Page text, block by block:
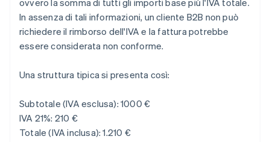
ovvero la somma di tutti gli importi base più l'IVA totale.
In assenza di tali informazioni, un cliente B2B non può
richiedere il rimborso dell'IVA e la fattura potrebbe
essere considerata non conforme.
Una struttura tipica si presenta così:
Subtotale (IVA esclusa): 1000 €
IVA 21%: 210 €
Totale (IVA inclusa): 1.210 €